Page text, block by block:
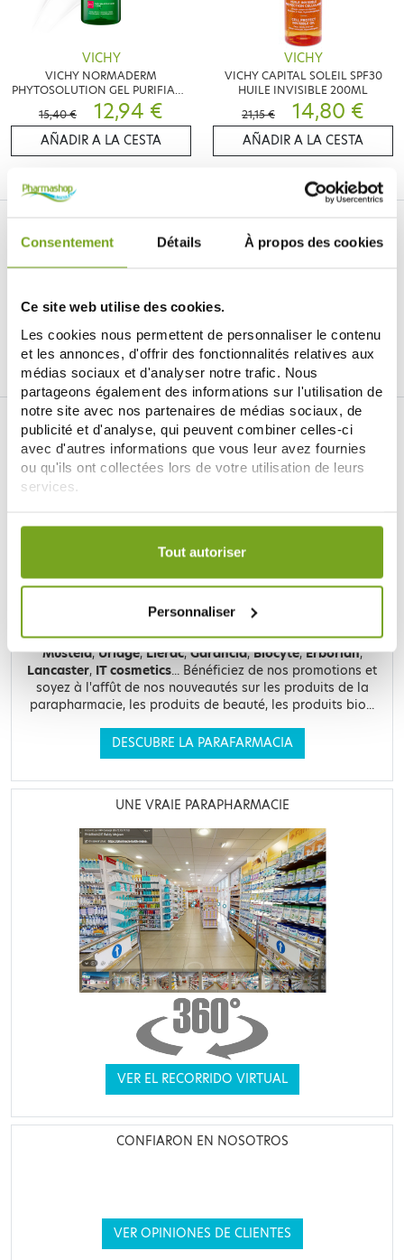
Consentement Détails À propos des cookies
Ce site web utilise des cookies.
Les cookies nous permettent de personnaliser le contenu
et les annonces, d'offrir des fonctionnalités relatives aux
médias sociaux et d'analyser notre trafic. Nous
partageons également des informations sur l'utilisation de
notre site avec nos partenaires de médias sociaux, de
publicité et d'analyse, qui peuvent combiner celles-ci
avec d'autres informations que vous leur avez fournies
ou qu'ils ont collectées lors de votre utilisation de leurs
services.
Votre choix de consentement est conservé pendant une
Tout autoriser
Personnaliser
VICHY
VICHY NORMADERM
PHYTOSOLUTION GEL PURIFIANT
INTENSE 400 ML
15,40 € 12,94 €
AÑADIR A LA CESTA
VICHY
VICHY CAPITAL SOLEIL SPF30
HUILE INVISIBLE 200ML
21,15 €
14,80 €
AÑADIR A LA CESTA
Je souhaite m'inscrire à la newsletter
Facebook Instagram Pinterest Tiktok
DROGUERÍA ONLINE BALDY MÉJEAN
LE SITE DE PARAPHARMACIE EN LIGNE
nombreuses offres et promotions ainsi que toutes vos
marques préférées,Filorga,Nuxe,Caudalie,Rosebaie,
Mustela,Uriage,Lierac,Garancia,Biocyte,Erborian,
Lancaster, IT cosmetics... Bénéficiez de nos promotions et
soyez à l'affût de nos nouveautés sur les produits de la
parapharmacie, les produits de beauté, les produits bio...
DESCUBRE LA PARAFARMACIA
UNE VRAIE PARAPHARMACIE
VER EL RECORRIDO VIRTUAL
CONFIARON EN NOSOTROS
VER OPINIONES DE CLIENTES